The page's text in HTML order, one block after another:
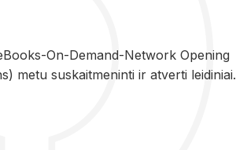
On-De­mand-Ne­twork Ope­ning
metu su­skait­me­nin­ti ir at­ver­ti lei­di­niai.